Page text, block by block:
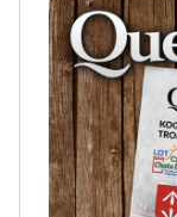
Czechy
Polska
Wersja językowa
czeska
angielska